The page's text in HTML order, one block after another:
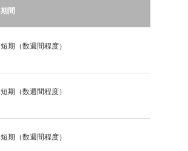
期間
短期（数週間程度）
短期（数週間程度）
短期（数週間程度）